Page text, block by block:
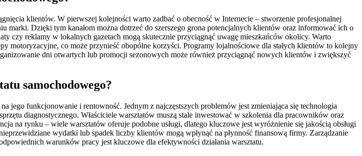
klientów. W pierwszej kolejności warto zadbać o obecność w Internecie – stworzenie profesjonalnej
Dzięki tym kanałom można dotrzeć do szerszego grona potencjalnych klientów oraz informować ich o
czy reklamy w lokalnych gazetach mogą skutecznie przyciągnąć uwagę mieszkańców okolicy. Warto
motoryzacyjne, co może przynieść obopólne korzyści. Programy lojalnościowe dla stałych klientów to kolejny
dni otwartych lub promocji sezonowych może również przyciągnąć nowych klientów i zwiększyć
samochodowego?
jego funkcjonowanie i rentowność. Jednym z najczęstszych problemów jest zmieniająca się technologia
diagnostycznego. Właściciele warsztatów muszą stale inwestować w szkolenia dla pracowników oraz
na rynku – wiele warsztatów oferuje podobne usługi, dlatego kluczowe jest wyróżnienie się jakością obsługi
wydatki lub spadek liczby klientów mogą wpłynąć na płynność finansową firmy. Zarządzanie
warunków pracy jest kluczowe dla efektywności działania warsztatu.